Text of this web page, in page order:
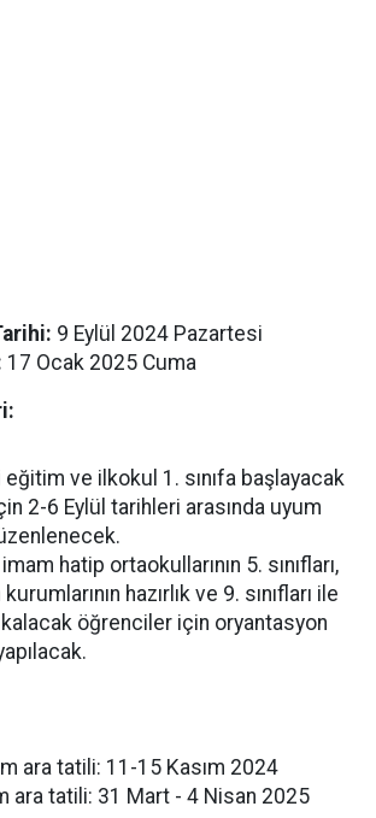
9 Eylül 2024 Pazartesi
17 Ocak 2025 Cuma
ve ilkokul 1. sınıfa başlayacak
2-6 Eylül tarihleri arasında uyum
hatip ortaokullarının 5. sınıfları,
hazırlık ve 9. sınıfları ile
öğrenciler için oryantasyon
ara tatili: 11-15 Kasım 2024
ara tatili: 31 Mart - 4 Nisan 2025